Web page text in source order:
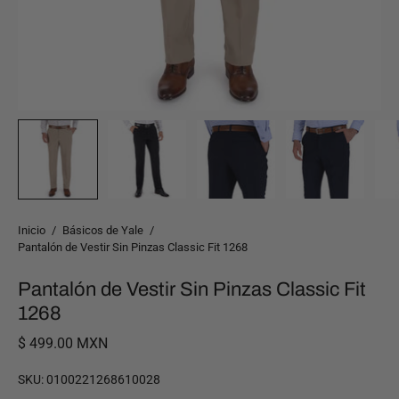
Inicio / Básicos de Yale /
Pantalón de Vestir Sin Pinzas Classic Fit 1268
Pantalón de Vestir Sin Pinzas Classic Fit
1268
$ 499.00 MXN
SKU: 0100221268610028